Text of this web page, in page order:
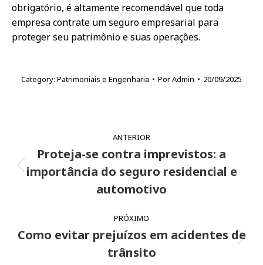
obrigatório, é altamente recomendável que toda
empresa contrate um seguro empresarial para
proteger seu patrimônio e suas operações.
Category: Patrimoniais e Engenharia PorAdmin 20/09/2025
post:
ANTERIOR
Post
anterior:
Proteja-se contra imprevistos: a
importância do seguro residencial e
automotivo
PRÓXIMO
Próximo
post:
Como evitar prejuízos em acidentes de
trânsito